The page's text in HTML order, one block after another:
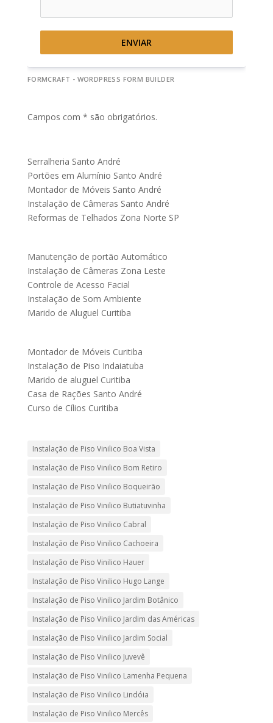
ENVIAR
FORMCRAFT - WORDPRESS FORM BUILDER
Campos com * são obrigatórios.
Serralheria Santo André
Portões em Alumínio Santo André
Montador de Móveis Santo André
Instalação de Câmeras Santo André
Reformas de Telhados Zona Norte SP
Manutenção de portão Automático
Instalação de Câmeras Zona Leste
Controle de Acesso Facial
Instalação de Som Ambiente
Marido de Aluguel Curitiba
Montador de Móveis Curitiba
Instalação de Piso Indaiatuba
Marido de aluguel Curitiba
Casa de Rações Santo André
Curso de Cílios Curitiba
Instalação de Piso Vinilico Boa Vista
Instalação de Piso Vinilico Bom Retiro
Instalação de Piso Vinilico Boqueirão
Instalação de Piso Vinilico Butiatuvinha
Instalação de Piso Vinilico Cabral
Instalação de Piso Vinilico Cachoeira
Instalação de Piso Vinilico Hauer
Instalação de Piso Vinilico Hugo Lange
Instalação de Piso Vinilico Jardim Botânico
Instalação de Piso Vinilico Jardim das Américas
Instalação de Piso Vinilico Jardim Social
Instalação de Piso Vinilico Juvevê
Instalação de Piso Vinilico Lamenha Pequena
Instalação de Piso Vinilico Lindóia
Instalação de Piso Vinilico Mercês